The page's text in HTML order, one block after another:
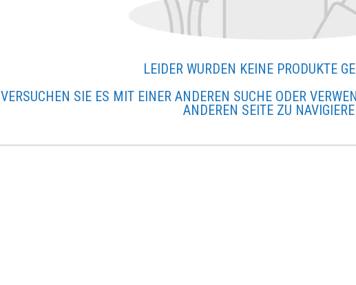
LEIDER WURDEN KEINE PRODUKTE
VERSUCHEN SIE ES MIT EINER ANDEREN SUCHE ODER
ANDEREN SEITE ZU